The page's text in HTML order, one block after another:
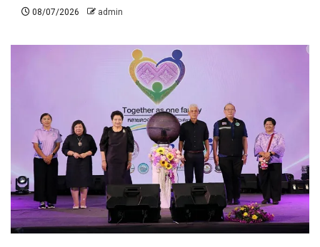
08/07/2026 admin